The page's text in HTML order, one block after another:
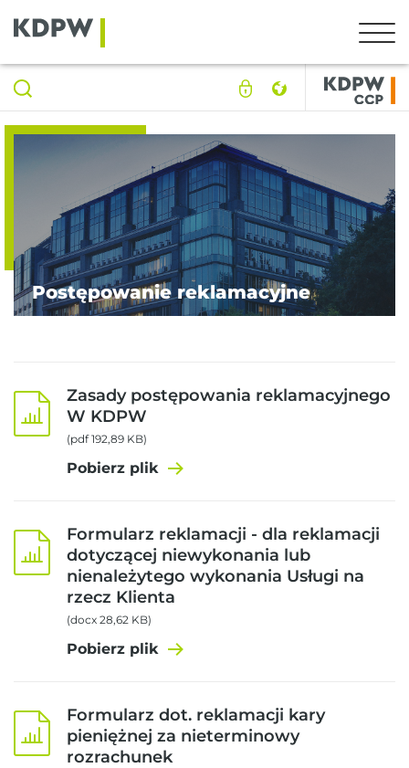
Postępowanie reklamacyjne
Zasady postępowania reklamacyjnego
W KDPW
(pdf 192,89 KB)
Pobierz plik
Formularz reklamacji - dla reklamacji
dotyczącej niewykonania lub
nienależytego wykonania Usługi na
rzecz Klienta
(docx 28,62 KB)
Pobierz plik
Formularz dot. reklamacji kary
pieniężnej za nieterminowy
rozrachunek